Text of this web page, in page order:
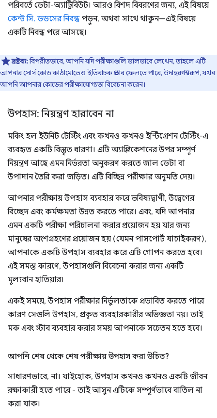
পরিবর্তে ডেটা-অ্যাট্রিবিউট। আরও বিশদ বিবরণের জন্য, এই বিষয়ে
কেন্ট সি. ডডসের নিবন্ধপড়ুন, অথবা সাথে থাকুন—এই বিষয়ে
একটি নিবন্ধ পরে আসছে।
দ্রষ্টব্য:বিপরীতভাবে, আপনি যদি পরীক্ষাগুলি ভালভাবে লেখেন, তাহলে এটি
আপনার সোর্স কোড কাঠামোতেও ইতিবাচক প্রভাব ফেলতে পারে, উদাহরণস্বরূপ, যখন
আপনি আপনার কোডের পরীক্ষাযোগ্যতা বিবেচনা করেন।
উপহাস: নিয়ন্ত্রণ হারাবেন না
মকিং হল ইউনিট টেস্টিং এবং কখনও কখনও ইন্টিগ্রেশন টেস্টিং-এ
ব্যবহৃত একটি বিস্তৃত ধারণা। এটি অ্যাপ্লিকেশনের উপর সম্পূর্ণ
নিয়ন্ত্রণ আছে এমন নির্ভরতা অনুকরণ করতে জাল ডেটা বা
উপাদান তৈরি করা জড়িত। এটি বিচ্ছিন্ন পরীক্ষার অনুমতি দেয়।
আপনার পরীক্ষায় উপহাস ব্যবহার করে ভবিষ্যদ্বাণী, উদ্বেগের
বিচ্ছেদ এবং কর্মক্ষমতা উন্নত করতে পারে। এবং, যদি আপনার
এমন একটি পরীক্ষা পরিচালনা করার প্রয়োজন হয় যার জন্য
মানুষের অংশগ্রহণের প্রয়োজন হয় (যেমন পাসপোর্ট যাচাইকরণ),
আপনাকে একটি উপহাস ব্যবহার করে এটি গোপন করতে হবে।
এই সমস্ত কারণে, উপহাসগুলি বিবেচনা করার জন্য একটি
মূল্যবান হাতিয়ার।
একই সময়ে, উপহাস পরীক্ষার নির্ভুলতাকে প্রভাবিত করতে পারে
কারণ সেগুলি উপহাস, প্রকৃত ব্যবহারকারীর অভিজ্ঞতা নয়। তাই
মক এবং স্টাব ব্যবহার করার সময় আপনাকে সচেতন হতে হবে।
আপনি শেষ থেকে শেষ পরীক্ষায় উপহাস করা উচিত?
সাধারণভাবে, না। যাইহোক, উপহাস কখনও কখনও একটি জীবন
রক্ষাকারী হতে পারে - তাই আসুন এটিকে সম্পূর্ণভাবে বাতিল না
করা যাক।